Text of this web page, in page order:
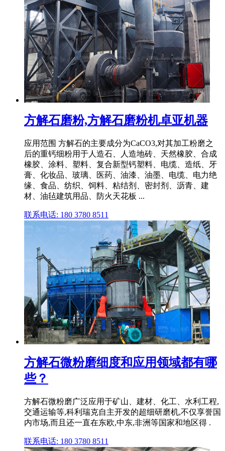
方解石磨粉,方解石磨粉机卓亚机器
应用范围 方解石的主要成分为CaCO3,对其加工粉磨之
后的重钙细粉用于人造石、人造地砖、天然橡胶、合成
橡胶、涂料、塑料、复合新型钙塑料、电缆、造纸、牙
膏、化妆品、玻璃、医药、油漆、油墨、电缆、电力绝
缘、食品、纺织、饲料、粘结剂、密封剂、沥青、建
材、油毡建筑用品、防火天花板 ...
联系电话: 180 3780 8511
方解石微粉磨细度和应用领域都有哪
些？
方解石微粉磨广泛应用于矿山、建材、化工、水利工程,
交通运输等,科利瑞克自主开发的超细研磨机,不仅享誉国
内市场,而且还一直在东欧,中东,非洲等国家和地区得 .
联系电话: 180 3780 8511